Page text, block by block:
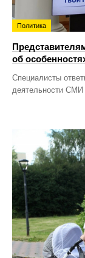
Политика
об
Специалисты
деятельности СМИ